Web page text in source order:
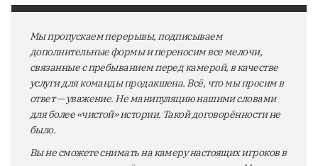
Мы пропускаем перерывы, подписываем
дополнительные формы и переносим все мелочи,
связанные с пребыванием перед камерой, в качестве
услуги для команды продакшена. Всё, что мы просим в
ответ — уважение. Не манипуляцию нашими словами
для более «чистой» истории. Такой договорённости не
было.
Вы не сможете снимать на камеру настоящих игроков в